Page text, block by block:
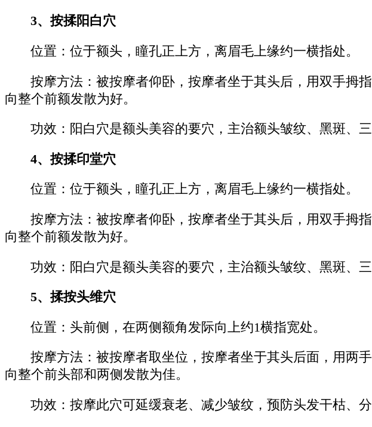
3、按揉阳白穴
位置：位于额头，瞳孔正上方，离眉毛上缘约一横指处。
按摩方法：被按摩者仰卧，按摩者坐于其头后，用双手拇
向整个前额发散为好。
功效：阳白穴是额头美容的要穴，主治额头皱纹、黑斑、三
4、按揉印堂穴
位置：位于额头，瞳孔正上方，离眉毛上缘约一横指处。
按摩方法：被按摩者仰卧，按摩者坐于其头后，用双手拇
向整个前额发散为好。
功效：阳白穴是额头美容的要穴，主治额头皱纹、黑斑、三
5、揉按头维穴
位置：头前侧，在两侧额角发际向上约1横指宽处。
按摩方法：被按摩者取坐位，按摩者坐于其头后面，用两
向整个前头部和两侧发散为佳。
功效：按摩此穴可延缓衰老、减少皱纹，预防头发干枯、